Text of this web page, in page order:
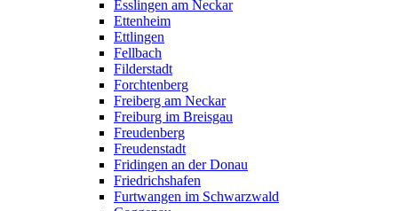
Esslingen am Neckar
Ettenheim
Ettlingen
Fellbach
Filderstadt
Forchtenberg
Freiberg am Neckar
Freiburg im Breisgau
Freudenberg
Freudenstadt
Fridingen an der Donau
Friedrichshafen
Furtwangen im Schwarzwald